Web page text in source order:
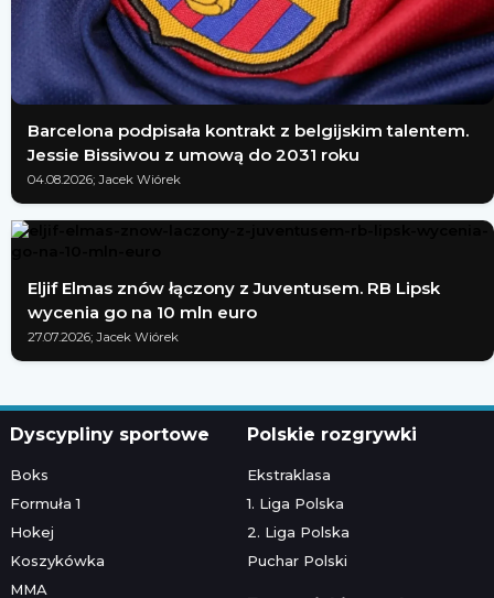
Barcelona podpisała kontrakt z belgijskim talentem.
Jessie Bissiwou z umową do 2031 roku
04.08.2026; Jacek Wiórek
Eljif Elmas znów łączony z Juventusem. RB Lipsk
wycenia go na 10 mln euro
27.07.2026; Jacek Wiórek
Dyscypliny sportowe
Boks
Formuła 1
Hokej
Koszykówka
MMA
Polskie rozgrywki
Ekstraklasa
1. Liga Polska
2. Liga Polska
Puchar Polski